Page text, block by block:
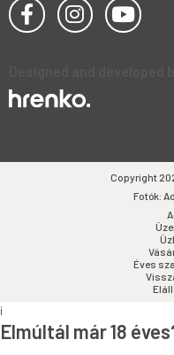
Copyright
Fotók:
Éves
i
Elmúltál már 18